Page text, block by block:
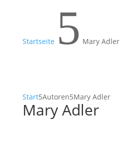
Startseite 5 Mary Adler
Start5Autoren5Mary Adler
Mary Adler